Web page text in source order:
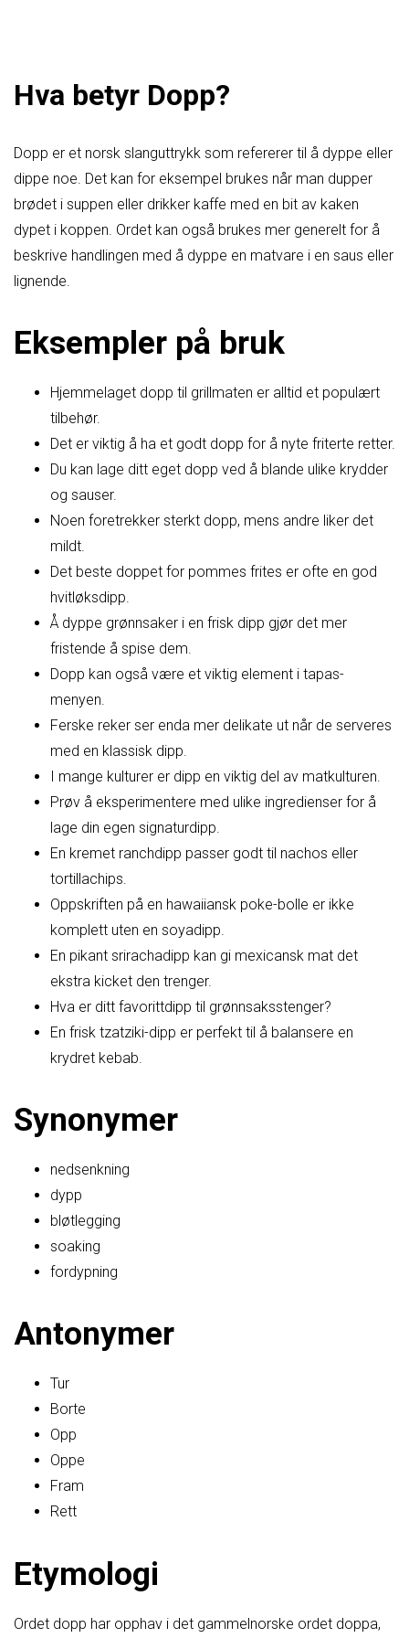
Hva betyr Dopp?
Dopp er et norsk slanguttrykk som refererer til å dyppe eller
dippe noe. Det kan for eksempel brukes når man dupper
brødet i suppen eller drikker kaffe med en bit av kaken
dypet i koppen. Ordet kan også brukes mer generelt for å
beskrive handlingen med å dyppe en matvare i en saus eller
lignende.
Eksempler på bruk
Hjemmelaget dopp til grillmaten er alltid et populært
tilbehør.
Det er viktig å ha et godt dopp for å nyte friterte retter.
Du kan lage ditt eget dopp ved å blande ulike krydder
og sauser.
Noen foretrekker sterkt dopp, mens andre liker det
mildt.
Det beste doppet for pommes frites er ofte en god
hvitløksdipp.
Å dyppe grønnsaker i en frisk dipp gjør det mer
fristende å spise dem.
Dopp kan også være et viktig element i tapas-
menyen.
Ferske reker ser enda mer delikate ut når de serveres
med en klassisk dipp.
I mange kulturer er dipp en viktig del av matkulturen.
Prøv å eksperimentere med ulike ingredienser for å
lage din egen signaturdipp.
En kremet ranchdipp passer godt til nachos eller
tortillachips.
Oppskriften på en hawaiiansk poke-bolle er ikke
komplett uten en soyadipp.
En pikant srirachadipp kan gi mexicansk mat det
ekstra kicket den trenger.
Hva er ditt favorittdipp til grønnsaksstenger?
En frisk tzatziki-dipp er perfekt til å balansere en
krydret kebab.
Synonymer
nedsenkning
dypp
bløtlegging
soaking
fordypning
Antonymer
Tur
Borte
Opp
Oppe
Fram
Rett
Etymologi
Ordet dopp har opphav i det gammelnorske ordet doppa,